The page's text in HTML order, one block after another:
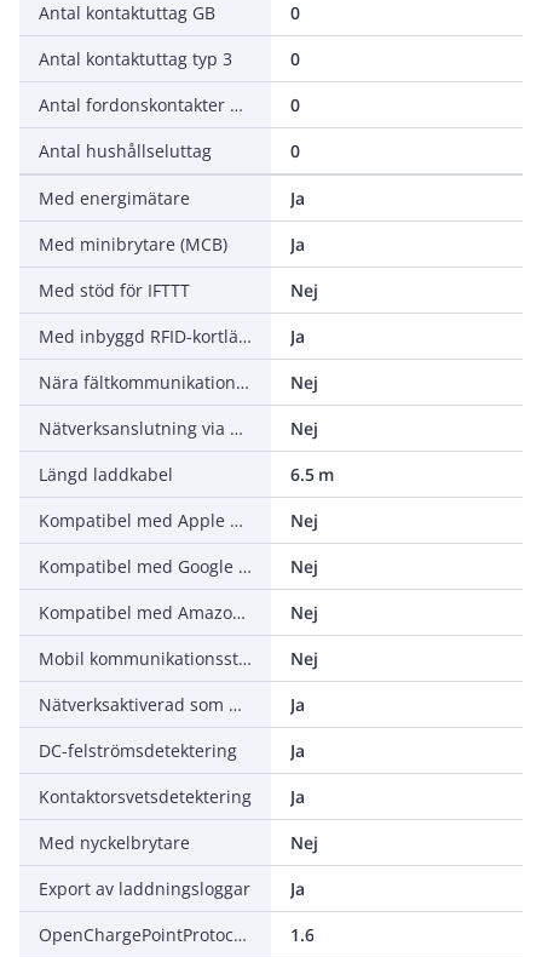
Antal kontaktuttag GB
0
Antal kontaktuttag typ 3
0
Antal fordonskontakter CHAdeMO
0
Antal hushållseluttag
0
Med energimätare
Ja
Med minibrytare (MCB)
Ja
Med stöd för IFTTT
Nej
Med inbyggd RFID-kortläsare
Ja
Nära fältkommunikation (NFC)
Nej
Nätverksanslutning via WiFi
Nej
Längd laddkabel
6.5 m
Kompatibel med Apple HomeKit
Nej
Kompatibel med Google Assistant
Nej
Kompatibel med Amazon Alexa
Nej
Mobil kommunikationsstandard 5G
Nej
Nätverksaktiverad som master
Ja
DC-felströmsdetektering
Ja
Kontaktorsvetsdetektering
Ja
Med nyckelbrytare
Nej
Export av laddningsloggar
Ja
OpenChargePointProtocoll (OCPP) version
1.6